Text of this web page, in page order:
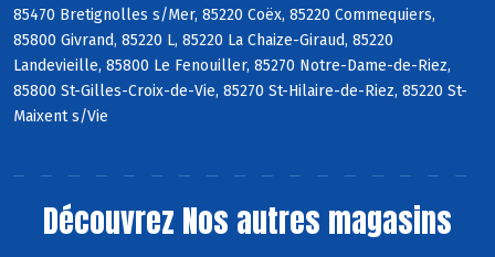
85470 Bretignolles s/Mer, 85220 Coëx, 85220 Commequiers,
85800 Givrand, 85220 L, 85220 La Chaize-Giraud, 85220
Landevieille, 85800 Le Fenouiller, 85270 Notre-Dame-de-Riez,
85800 St-Gilles-Croix-de-Vie, 85270 St-Hilaire-de-Riez, 85220 St-
Maixent s/Vie
Découvrez Nos autres magasins